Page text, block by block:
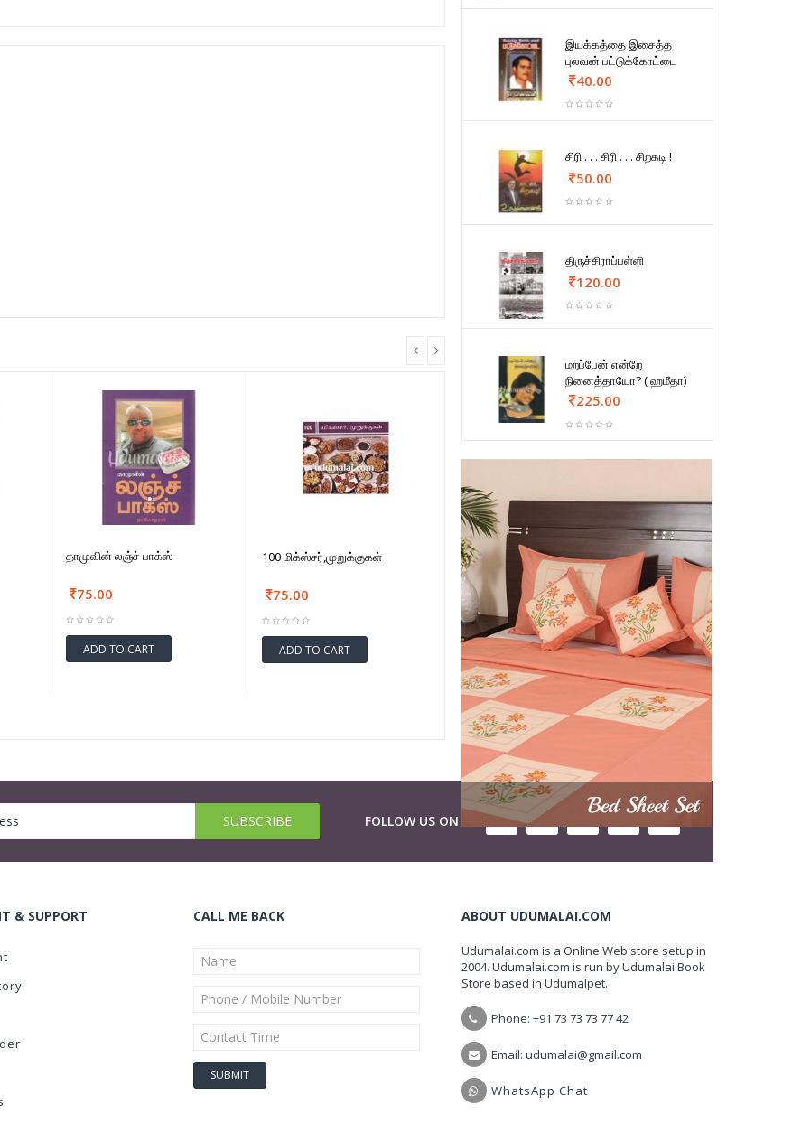
தாமுவின் லஞ்ச் பாக்ஸ்
75.00
ADD TO CART
100 மிக்ஸ்சர்,முறுக்குகள்
75.00
ADD TO CART
இயக்கத்தை இசைத்த
புலவன் பட்டுக்கோட்டை
40.00
சிரி . . . சிரி . . . சிறகடி !
50.00
திருச்சிராப்பள்ளி
120.00
மறப்பேன் என்றே
நினைத்தாயோ? ( ஹமீதா)
225.00
FOLLOW US ON
& SUPPORT CALL ME BACK ABOUT UDUMALAI.COM
Udumalai.com is a Online Web store setup in
2004. Udumalai.com is run by Udumalai Book
Store based in Udumalpet.
Phone: +91 73 73 73 77 42
Email: udumalai@gmail.com
WhatsApp Chat